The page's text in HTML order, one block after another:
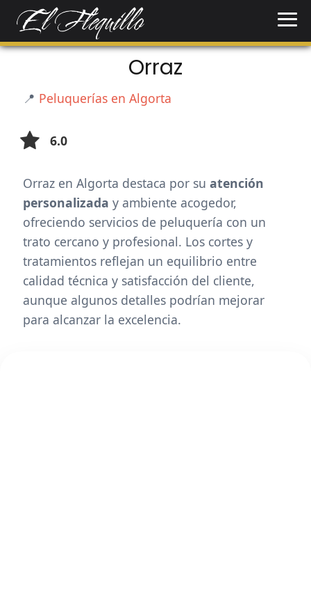
Orraz
📍 Peluquerías en Algorta
6.0
Orraz en Algorta destaca por su atención
personalizada y ambiente acogedor,
ofreciendo servicios de peluquería con un
trato cercano y profesional. Los cortes y
tratamientos reflejan un equilibrio entre
calidad técnica y satisfacción del cliente,
aunque algunos detalles podrían mejorar
para alcanzar la excelencia.